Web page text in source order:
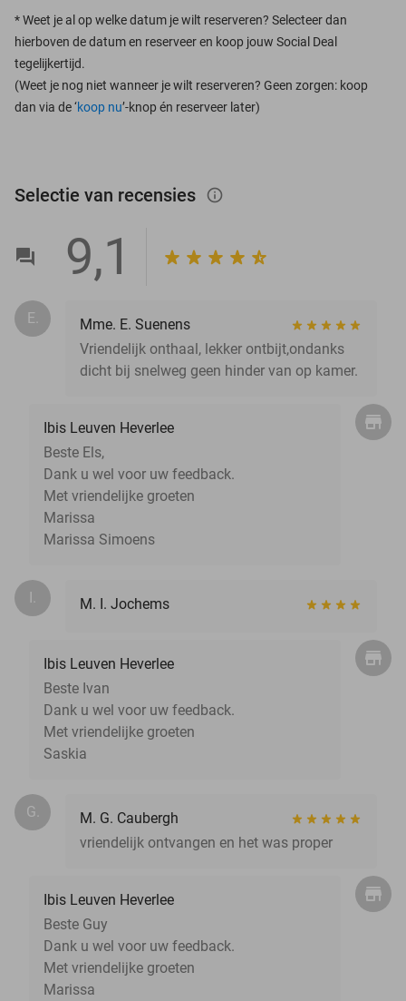
*Weet je al op welke datum je wilt reserveren? Selecteer dan
hierboven de datum en reserveer en koop jouw Social Deal
tegelijkertijd.
(Weet je nog niet wanneer je wilt reserveren? Geen zorgen: koop
dan via de ‘koop nu’-knop én reserveer later)
Selectie van recensies info_outlined
9,1
E.
Mme. E. Suenens
Vriendelijk onthaal, lekker ontbijt,ondanks
dicht bij snelweg geen hinder van op kamer.
Ibis Leuven Heverlee
Beste Els,
Dank u wel voor uw feedback.
Met vriendelijke groeten
Marissa
Marissa Simoens
I. M. I. Jochems
Ibis Leuven Heverlee
Beste Ivan
Dank u wel voor uw feedback.
Met vriendelijke groeten
Saskia
G.
M. G. Caubergh
vriendelijk ontvangen en het was proper
Ibis Leuven Heverlee
Beste Guy
Dank u wel voor uw feedback.
Met vriendelijke groeten
Marissa